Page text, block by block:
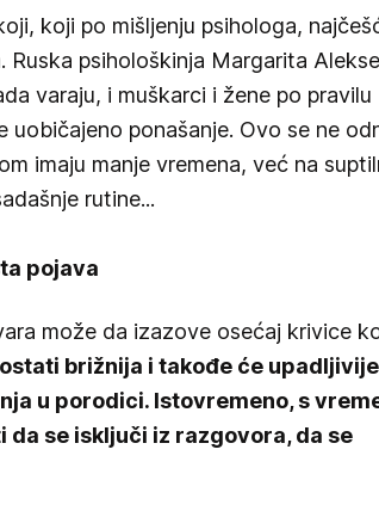
koji po mišljenju psihologa,
Ruska psihološkinja Margarita
varaju, i muškarci i žene po pravilu
uobičajeno ponašanje. Ovo se ne
imaju manje vremena, već na
rutine...
pojava
može da izazove osećaj krivice
brižnija i takođe će upadljivije
u porodici. Istovremeno, s
da se isključi iz razgovora, da se